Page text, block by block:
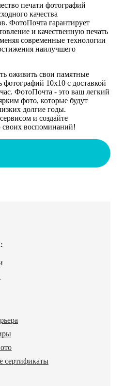
печати фотографий
качества
ФотоПочта гарантирует
и качественную печать
современные технологии
наилучшего
оживить свои памятные
фотографий 10х10 с доставкой
ФотоПочта - это ваш легкий
фото, которые будут
долгие годы.
и создайте
воспоминаний!
сертификаты